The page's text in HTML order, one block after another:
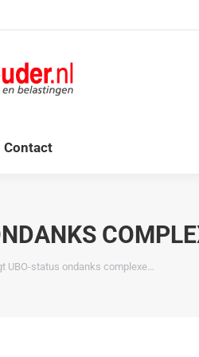
Contact
UBO-status ondanks complexe…
Over ons